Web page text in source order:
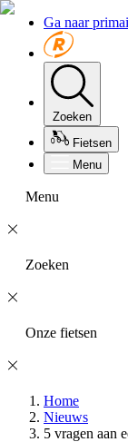
Ga naar
Zoeken
Fietsen
Menu
Menu
Zoeken
Onze fietsen
Home
Nieuws
5 vragen aan